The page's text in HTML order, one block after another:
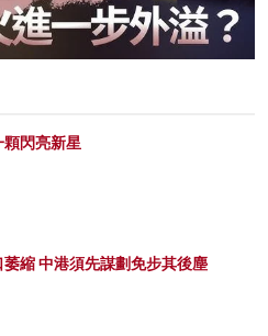
閃亮新星
萎縮 中港須先謀劃免步其後塵